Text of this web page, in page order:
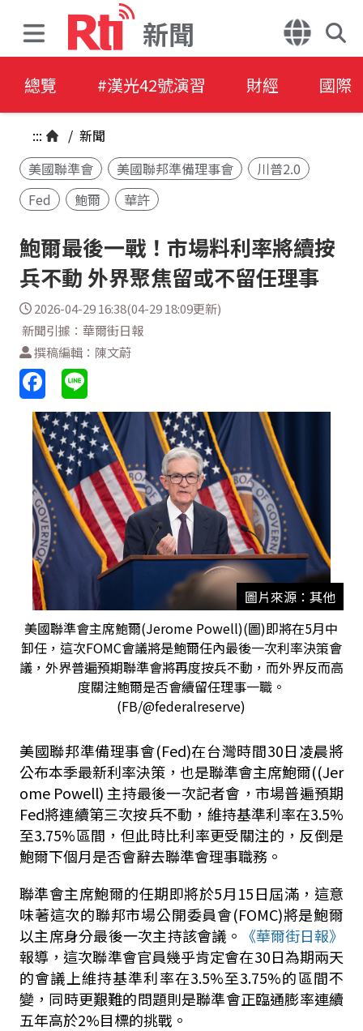
新聞
總覽 #漢光42號演習 財經 國際
::: / 新聞
美國聯準會
美國聯邦準備理事會
川普2.0
Fed
鮑爾 華許
鮑爾最後一戰！市場料利率將續按
兵不動 外界聚焦留或不留任理事
2026-04-29 16:38(04-29 18:09更新)
新聞引據：華爾街日報
撰稿編輯：陳文蔚
圖片來源：其他
美國聯準會主席鮑爾(Jerome Powell)(圖)即將在5月中
卸任，這次FOMC會議將是鮑爾任內最後一次利率決策會
議，外界普遍預期聯準會將再度按兵不動，而外界反而高
度關注鮑爾是否會續留任理事一職。
(FB/@federalreserve)
美國聯邦準備理事會(Fed)在台灣時間30日凌晨將
公布本季最新利率決策，也是聯準會主席鮑爾((Jer
ome Powell) 主持最後一次記者會，市場普遍預期
Fed將連續第三次按兵不動，維持基準利率在3.5%
至3.75%區間，但此時比利率更受關注的，反倒是
鮑爾下個月是否會辭去聯準會理事職務。
聯準會主席鮑爾的任期即將於5月15日屆滿，這意
味著這次的聯邦市場公開委員會(FOMC)將是鮑爾
以主席身分最後一次主持該會議。 《華爾街日報》
報導，這次聯準會官員幾乎肯定會在30日為期兩天
的會議上維持基準利率在3.5%至3.75%的區間不
變，同時更艱難的問題則是聯準會正臨通膨率連續
五年高於2%目標的挑戰。